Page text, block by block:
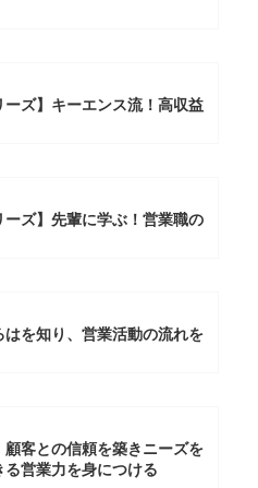
ーズ】キーエンス流！高収益
ーズ】先輩に学ぶ！営業職の
を知り、営業活動の流れを
顧客との信頼を築きニーズを
営業力を身につける